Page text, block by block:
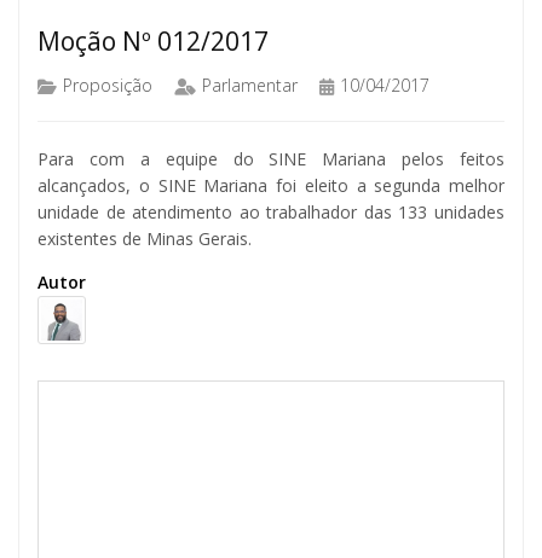
Moção Nº 012/2017
Proposição Parlamentar 10/04/2017
Para com a equipe do SINE Mariana pelos feitos
alcançados, o SINE Mariana foi eleito a segunda melhor
unidade de atendimento ao trabalhador das 133 unidades
existentes de Minas Gerais.
Autor